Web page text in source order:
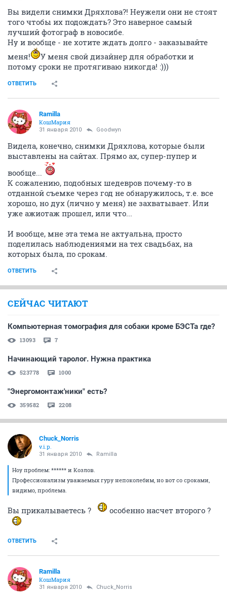
Вы видели снимки Дряхлова?! Неужели они не стоят
того чтобы их подождать? Это наверное самый
лучший фотограф в новосибе.
Ну и вообще - не хотите ждать долго - заказывайте
меня!
У меня свой дизайнер для обработки и
потому сроки не протягиваю никогда! :)))
ОТВЕТИТЬ
Ramilla
КошМария
31 января 2010 Goodwyn
Видела, конечно, снимки Дряхлова, которые были
выставлены на сайтах. Прямо ах, супер-пупер и
вообще...
К сожалению, подобных шедевров почему-то в
отданной съемке через год не обнаружилось, т.е. все
хорошо, но дух (лично у меня) не захватывает. Или
уже ажиотаж прошел, или что...
И вообще, мне эта тема не актуальна, просто
поделилась наблюдениями на тех свадьбах, на
которых была, по срокам.
ОТВЕТИТЬ
СЕЙЧАС ЧИТАЮТ
Компьютерная томография для собаки кроме БЭСТа где?
13093 7
Начинающий таролог. Нужна практика
523778 1000
"Энергомонтаж'ники" есть?
359582 2208
Chuck_Norris
v.i.p.
31 января 2010 Ramilla
Ноу проблем: ****** и Козлов.
Профессионализм уважаемых гуру непоколебим, но вот со сроками,
видимо, проблема.
Вы прикалываетесь ? особенно насчет второго ?
ОТВЕТИТЬ
Ramilla
КошМария
31 января 2010 Chuck_Norris